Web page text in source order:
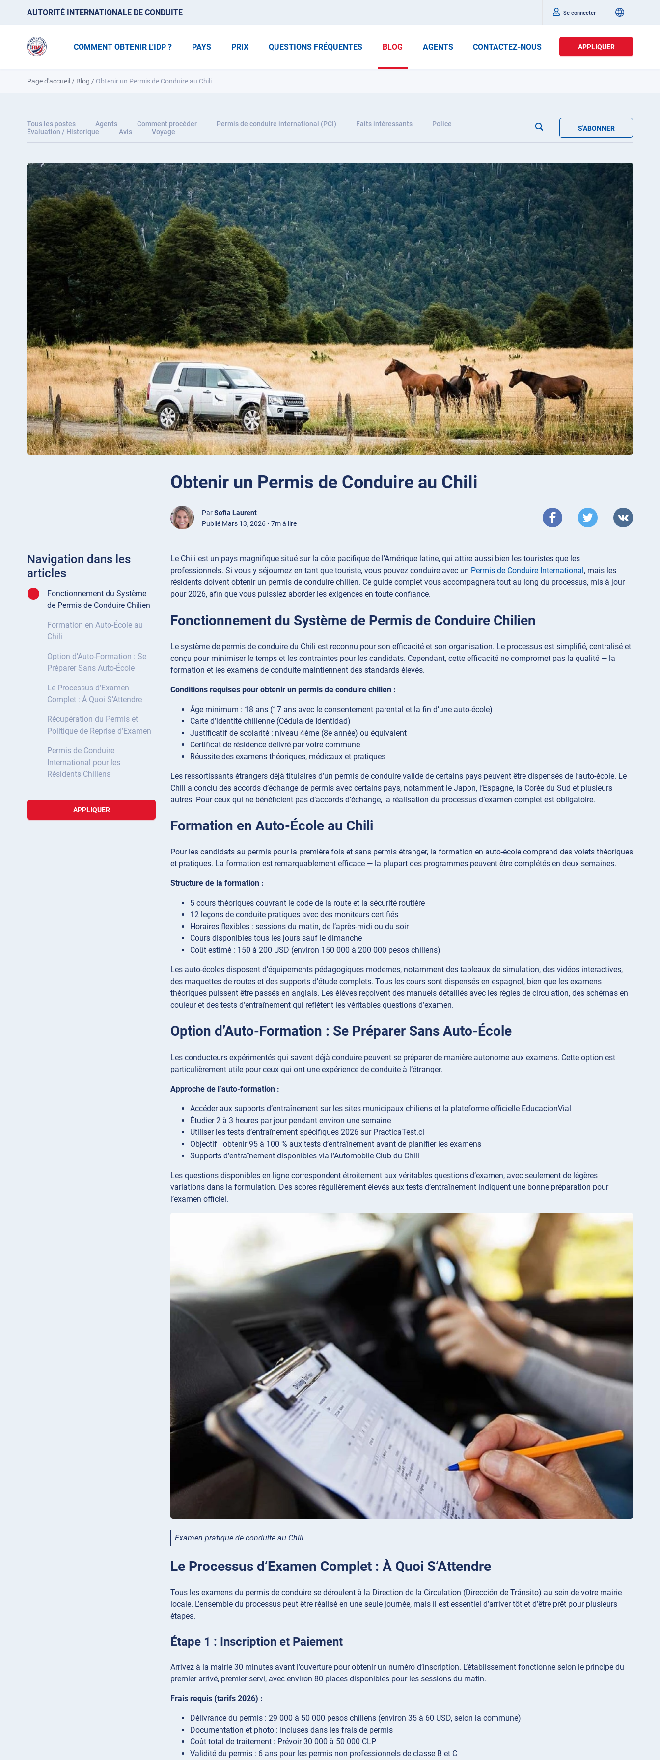
AUTORITÉ INTERNATIONALE DE CONDUITE Se connecter
COMMENT OBTENIR L'IDP ? PAYS PRIX QUESTIONS FRÉQUENTES BLOG AGENTS CONTACTEZ-NOUS APPLIQUER
Page d'accueil / Blog / Obtenir un Permis de Conduire au Chili
Tous les postes Agents Comment procéder Permis de conduire international (PCI) Faits intéressants
Police
Évaluation / Historique
Avis Voyage S'ABONNER
Obtenir un Permis de Conduire au Chili
ParSofia Laurent
Publié Mars 13, 2026 • 7m à lire
Navigation dans les
articles
Fonctionnement du Système
de Permis de Conduire Chilien
Formation en Auto-École au
Chili
Option d’Auto-Formation : Se
Préparer Sans Auto-École
Le Processus d’Examen
Complet : À Quoi S’Attendre
Récupération du Permis et
Politique de Reprise d’Examen
Permis de Conduire
International pour les
Résidents Chiliens
APPLIQUER
Le Chili est un pays magnifique situé sur la côte pacifique de l’Amérique latine, qui attire aussi bien les touristes que les
professionnels. Si vous y séjournez en tant que touriste, vous pouvez conduire avec un Permis de Conduire International , mais les
résidents doivent obtenir un permis de conduire chilien. Ce guide complet vous accompagnera tout au long du processus, mis à jour
pour 2026, afin que vous puissiez aborder les exigences en toute confiance.
Fonctionnement du Système de Permis de Conduire Chilien
Le système de permis de conduire du Chili est reconnu pour son efficacité et son organisation. Le processus est simplifié, centralisé et
conçu pour minimiser le temps et les contraintes pour les candidats. Cependant, cette efficacité ne compromet pas la qualité — la
formation et les examens de conduite maintiennent des standards élevés.
Conditions requises pour obtenir un permis de conduire chilien :
Âge minimum : 18 ans (17 ans avec le consentement parental et la fin d’une auto-école)
Carte d’identité chilienne (Cédula de Identidad)
Justificatif de scolarité : niveau 4ème (8e année) ou équivalent
Certificat de résidence délivré par votre commune
Réussite des examens théoriques, médicaux et pratiques
Les ressortissants étrangers déjà titulaires d’un permis de conduire valide de certains pays peuvent être dispensés de l’auto-école. Le
Chili a conclu des accords d’échange de permis avec certains pays, notamment le Japon, l’Espagne, la Corée du Sud et plusieurs
autres. Pour ceux qui ne bénéficient pas d’accords d’échange, la réalisation du processus d’examen complet est obligatoire.
Formation en Auto-École au Chili
Pour les candidats au permis pour la première fois et sans permis étranger, la formation en auto-école comprend des volets théoriques
et pratiques. La formation est remarquablement efficace — la plupart des programmes peuvent être complétés en deux semaines.
Structure de la formation :
5 cours théoriques couvrant le code de la route et la sécurité routière
12 leçons de conduite pratiques avec des moniteurs certifiés
Horaires flexibles : sessions du matin, de l’après-midi ou du soir
Cours disponibles tous les jours sauf le dimanche
Coût estimé : 150 à 200 USD (environ 150 000 à 200 000 pesos chiliens)
Les auto-écoles disposent d’équipements pédagogiques modernes, notamment des tableaux de simulation, des vidéos interactives,
des maquettes de routes et des supports d’étude complets. Tous les cours sont dispensés en espagnol, bien que les examens
théoriques puissent être passés en anglais. Les élèves reçoivent des manuels détaillés avec les règles de circulation, des schémas en
couleur et des tests d’entraînement qui reflètent les véritables questions d’examen.
Option d’Auto-Formation : Se Préparer Sans Auto-École
Les conducteurs expérimentés qui savent déjà conduire peuvent se préparer de manière autonome aux examens. Cette option est
particulièrement utile pour ceux qui ont une expérience de conduite à l’étranger.
Approche de l’auto-formation :
Accéder aux supports d’entraînement sur les sites municipaux chiliens et la plateforme officielle EducacionVial
Étudier 2 à 3 heures par jour pendant environ une semaine
Utiliser les tests d’entraînement spécifiques 2026 sur PracticaTest.cl
Objectif : obtenir 95 à 100 % aux tests d’entraînement avant de planifier les examens
Supports d’entraînement disponibles via l’Automobile Club du Chili
Les questions disponibles en ligne correspondent étroitement aux véritables questions d’examen, avec seulement de légères
variations dans la formulation. Des scores régulièrement élevés aux tests d’entraînement indiquent une bonne préparation pour
l’examen officiel.
Examen pratique de conduite au Chili
Le Processus d’Examen Complet : À Quoi S’Attendre
Tous les examens du permis de conduire se déroulent à la Direction de la Circulation (Dirección de Tránsito) au sein de votre mairie
locale. L’ensemble du processus peut être réalisé en une seule journée, mais il est essentiel d’arriver tôt et d’être prêt pour plusieurs
étapes.
Étape 1 : Inscription et Paiement
Arrivez à la mairie 30 minutes avant l’ouverture pour obtenir un numéro d’inscription. L’établissement fonctionne selon le principe du
premier arrivé, premier servi, avec environ 80 places disponibles pour les sessions du matin.
Frais requis (tarifs 2026) :
Délivrance du permis : 29 000 à 50 000 pesos chiliens (environ 35 à 60 USD, selon la commune)
Documentation et photo : Incluses dans les frais de permis
Coût total de traitement : Prévoir 30 000 à 50 000 CLP
Validité du permis : 6 ans pour les permis non professionnels de classe B et C